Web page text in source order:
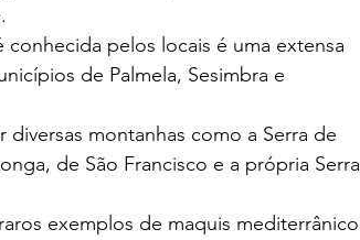
pelos locais é uma extensa
de Palmela, Sesimbra e
montanhas como a Serra de
de São Francisco e a própria Serra
exemplos de maquis mediterrânico